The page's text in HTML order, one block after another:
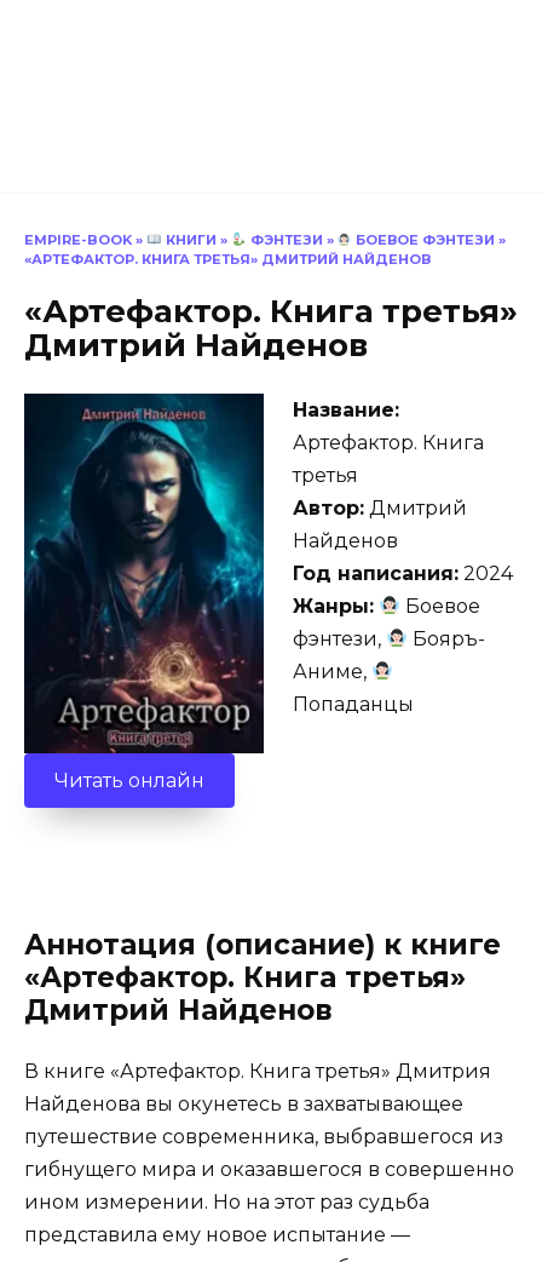
EMPIRE-BOOK » КНИГИ » ФЭНТЕЗИ » БОЕВОЕ ФЭНТЕЗИ »
«АРТЕФАКТОР. КНИГА ТРЕТЬЯ» ДМИТРИЙ НАЙДЕНОВ
«Артефактор. Книга третья»
Дмитрий Найденов
Название:
Артефактор. Книга
третья
Автор: Дмитрий
Найденов
Год написания: 2024
Жанры:
Боевое
фэнтези,
Бояръ-
Аниме,
Попаданцы
Читать онлайн
Аннотация (описание) к книге
«Артефактор. Книга третья»
Дмитрий Найденов
В книге «Артефактор. Книга третья» Дмитрия
Найденова вы окунетесь в захватывающее
путешествие современника, выбравшегося из
гибнущего мира и оказавшегося в совершенно
ином измерении. Но на этот раз судьба
представила ему новое испытание —